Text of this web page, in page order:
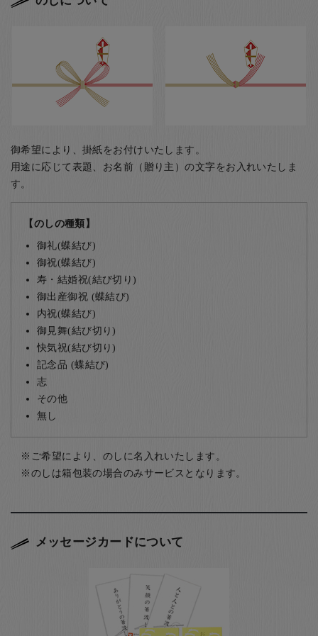
御希望により、掛紙をお付けいたします。
用途に応じて表題、お名前（贈り主）の文字をお入れいたしま
す。
【のしの種類】
御礼(蝶結び)
御祝(蝶結び)
寿・結婚祝(結び切り)
御出産御祝 (蝶結び)
内祝(蝶結び)
御見舞(結び切り)
快気祝(結び切り)
記念品 (蝶結び)
志
その他
無し
ご希望により、のしに名入れいたします。
のしは箱包装の場合のみサービスとなります。
メッセージカードについて